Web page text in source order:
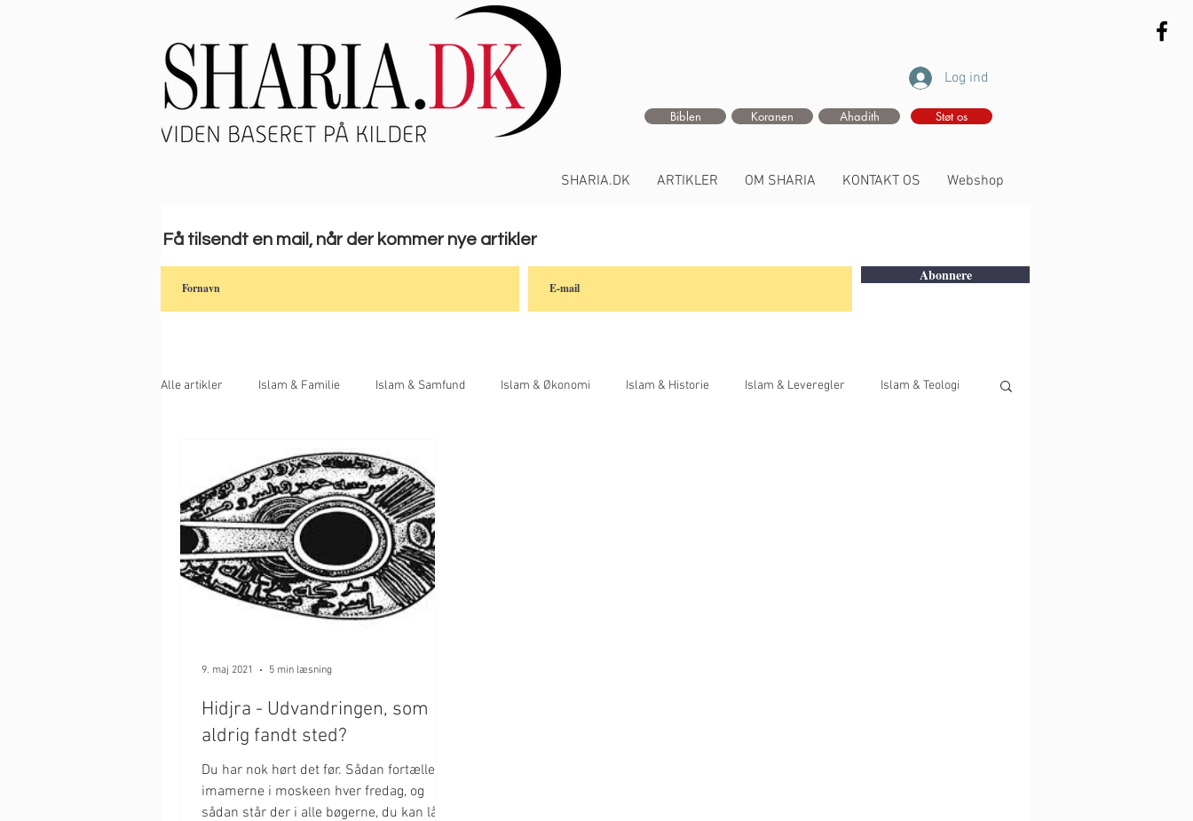
Log ind
Biblen Koranen Ahadith Støt os
SHARIA.DK ARTIKLER OM SHARIA KONTAKT OS Webshop
Få tilsendt en mail, når der kommer nye artikler
Abonnere
Alle artikler Islam & Familie Islam & Samfund Islam & Økonomi Islam & Historie Islam & Leveregler Islam & Teologi
Hidjra - Udvandringen, som
aldrig fandt sted?
Du har nok hørt det før. Sådan fortæller
imamerne i moskeen hver fredag, og
sådan står der i alle bøgerne, du kan låne
9. maj 2021 5 min læsning